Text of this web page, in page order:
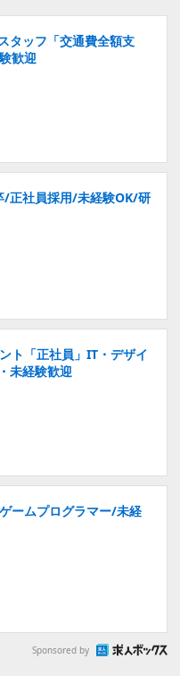
タッフ「交通費全額支
歓迎
/正社員採用/未経験OK/研
ト「正社員」IT・デザイ
未経験歓迎
ームプログラマー/未経
Sponsored by